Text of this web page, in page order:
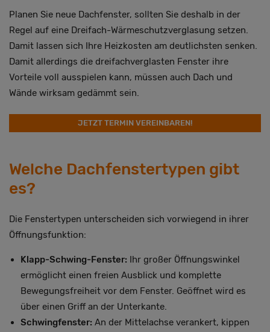
Planen Sie neue Dachfenster, sollten Sie deshalb in der
Regel auf eine Dreifach-Wärmeschutzverglasung setzen.
Damit lassen sich Ihre Heizkosten am deutlichsten senken.
Damit allerdings die dreifachverglasten Fenster ihre
Vorteile voll ausspielen kann, müssen auch Dach und
Wände wirksam gedämmt sein.
JETZT TERMIN VEREINBAREN!
Welche Dachfenstertypen gibt
es?
Die Fenstertypen unterscheiden sich vorwiegend in ihrer
Öffnungsfunktion:
Klapp-Schwing-Fenster: Ihr großer Öffnungswinkel
ermöglicht einen freien Ausblick und komplette
Bewegungsfreiheit vor dem Fenster. Geöffnet wird es
über einen Griff an der Unterkante.
Schwingfenster: An der Mittelachse verankert, kippen